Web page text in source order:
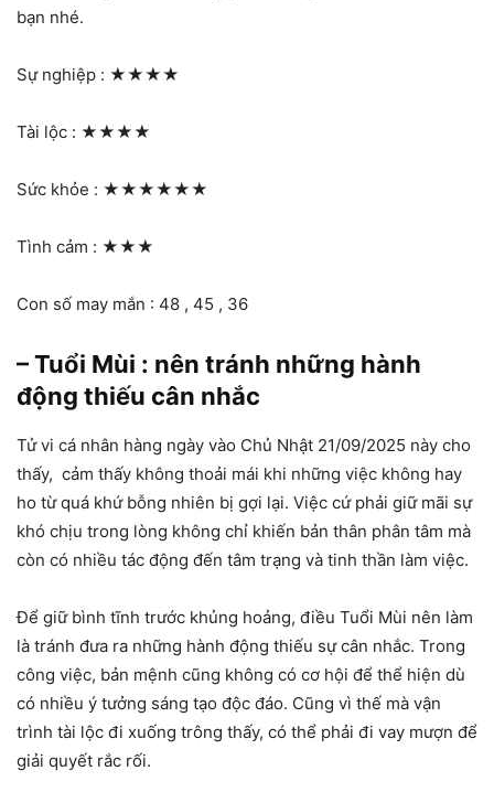
bạn nhé.
Sự nghiệp : ★★★★
Tài lộc : ★★★★
Sức khỏe : ★★★★★★
Tình cảm : ★★★
Con số may mắn : 48 , 45 , 36
– Tuổi Mùi : nên tránh những hành
động thiếu cân nhắc
Tử vi cá nhân hàng ngày vào Chủ Nhật 21/09/2025 này cho
thấy, cảm thấy không thoải mái khi những việc không hay
ho từ quá khứ bỗng nhiên bị gợi lại. Việc cứ phải giữ mãi sự
khó chịu trong lòng không chỉ khiến bản thân phân tâm mà
còn có nhiều tác động đến tâm trạng và tinh thần làm việc.
Để giữ bình tĩnh trước khủng hoảng, điều Tuổi Mùi nên làm
là tránh đưa ra những hành động thiếu sự cân nhắc. Trong
công việc, bản mệnh cũng không có cơ hội để thể hiện dù
có nhiều ý tưởng sáng tạo độc đáo. Cũng vì thế mà vận
trình tài lộc đi xuống trông thấy, có thể phải đi vay mượn để
giải quyết rắc rối.